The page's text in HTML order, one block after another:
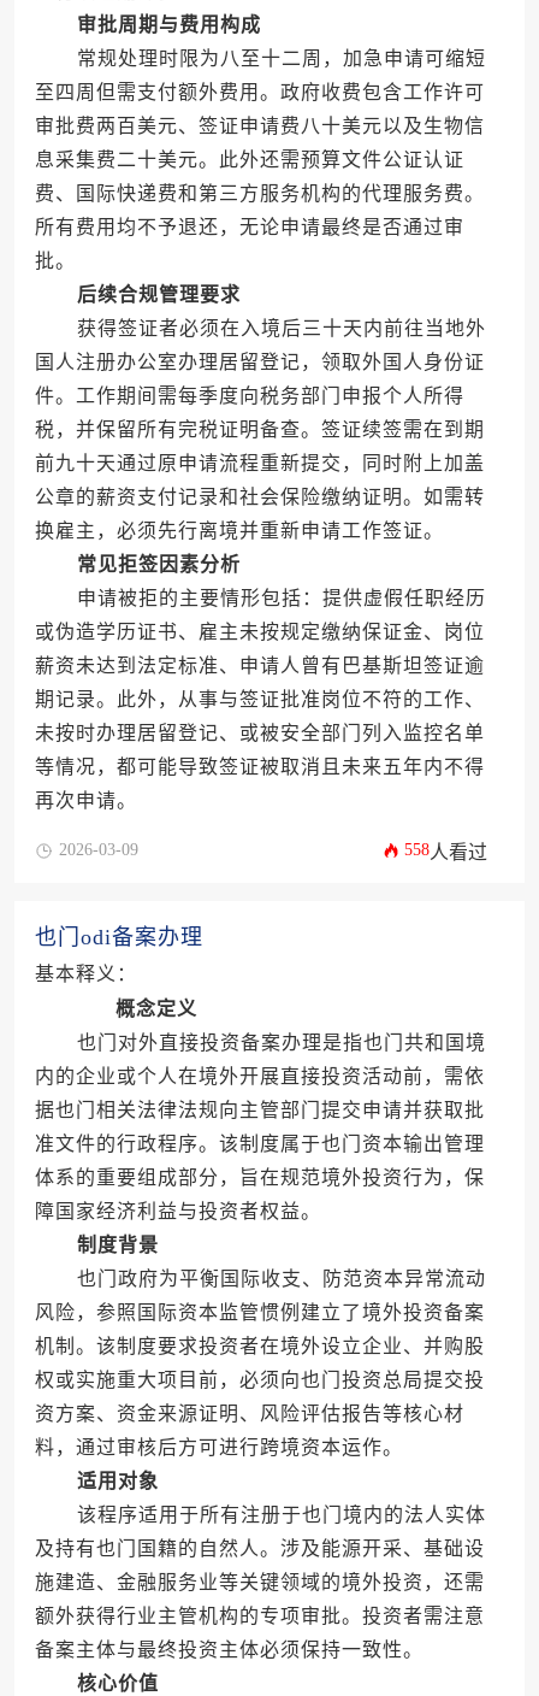
审批周期与费用构成
常规处理时限为八至十二周，加急申请可缩短
至四周但需支付额外费用。政府收费包含工作许可
审批费两百美元、签证申请费八十美元以及生物信
息采集费二十美元。此外还需预算文件公证认证
费、国际快递费和第三方服务机构的代理服务费。
所有费用均不予退还，无论申请最终是否通过审
批。
后续合规管理要求
获得签证者必须在入境后三十天内前往当地外
国人注册办公室办理居留登记，领取外国人身份证
件。工作期间需每季度向税务部门申报个人所得
税，并保留所有完税证明备查。签证续签需在到期
前九十天通过原申请流程重新提交，同时附上加盖
公章的薪资支付记录和社会保险缴纳证明。如需转
换雇主，必须先行离境并重新申请工作签证。
常见拒签因素分析
申请被拒的主要情形包括：提供虚假任职经历
或伪造学历证书、雇主未按规定缴纳保证金、岗位
薪资未达到法定标准、申请人曾有巴基斯坦签证逾
期记录。此外，从事与签证批准岗位不符的工作、
未按时办理居留登记、或被安全部门列入监控名单
等情况，都可能导致签证被取消且未来五年内不得
再次申请。
2026-03-09 558人看过
也门odi备案办理
基本释义：
概念定义
也门对外直接投资备案办理是指也门共和国境
内的企业或个人在境外开展直接投资活动前，需依
据也门相关法律法规向主管部门提交申请并获取批
准文件的行政程序。该制度属于也门资本输出管理
体系的重要组成部分，旨在规范境外投资行为，保
障国家经济利益与投资者权益。
制度背景
也门政府为平衡国际收支、防范资本异常流动
风险，参照国际资本监管惯例建立了境外投资备案
机制。该制度要求投资者在境外设立企业、并购股
权或实施重大项目前，必须向也门投资总局提交投
资方案、资金来源证明、风险评估报告等核心材
料，通过审核后方可进行跨境资本运作。
适用对象
该程序适用于所有注册于也门境内的法人实体
及持有也门国籍的自然人。涉及能源开采、基础设
施建造、金融服务业等关键领域的境外投资，还需
额外获得行业主管机构的专项审批。投资者需注意
备案主体与最终投资主体必须保持一致性。
核心价值